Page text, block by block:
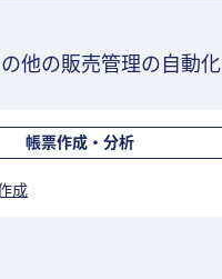
他の販売管理の自動化
帳票作成・分析
成